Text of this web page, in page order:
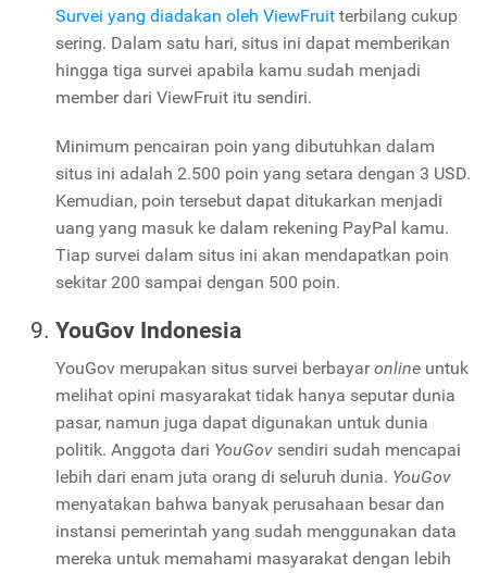
Survei yang diadakan oleh ViewFruit terbilang cukup
sering. Dalam satu hari, situs ini dapat memberikan
hingga tiga survei apabila kamu sudah menjadi
member dari ViewFruit itu sendiri.
Minimum pencairan poin yang dibutuhkan dalam
situs ini adalah 2.500 poin yang setara dengan 3 USD.
Kemudian, poin tersebut dapat ditukarkan menjadi
uang yang masuk ke dalam rekening PayPal kamu.
Tiap survei dalam situs ini akan mendapatkan poin
sekitar 200 sampai dengan 500 poin.
YouGov Indonesia
YouGov merupakan situs survei berbayaronline untuk
melihat opini masyarakat tidak hanya seputar dunia
pasar, namun juga dapat digunakan untuk dunia
politik. Anggota dari YouGov sendiri sudah mencapai
lebih dari enam juta orang di seluruh dunia. YouGov
menyatakan bahwa banyak perusahaan besar dan
instansi pemerintah yang sudah menggunakan data
mereka untuk memahami masyarakat dengan lebih